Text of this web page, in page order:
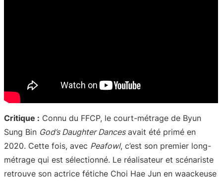
Critique : Connu du FFCP, le court-métrage de Byun
Sung Bin God’s Daughter Dancesavait été primé en
2020. Cette fois, avec Peafowl, c’est son premier long-
métrage qui est sélectionné. Le réalisateur et scénariste
retrouve son actrice fétiche Choi Hae Jun en waackeuse